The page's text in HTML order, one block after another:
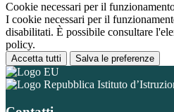
Cookie necessari per il
I cookie necessari per il
disabilitati. È possibile consultare
policy.
Accetta tutti Salva le preferenze
Istituto